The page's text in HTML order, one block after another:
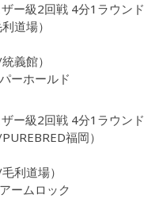
ザー級2回戦 4分1ラウンド
道場）
義館）
ーホールド
ザー級2回戦 4分1ラウンド
福岡）
利道場）
ームロック